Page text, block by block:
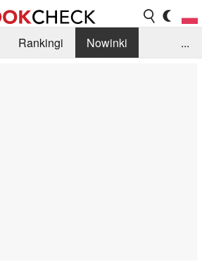
Rankingi
Nowinki
...